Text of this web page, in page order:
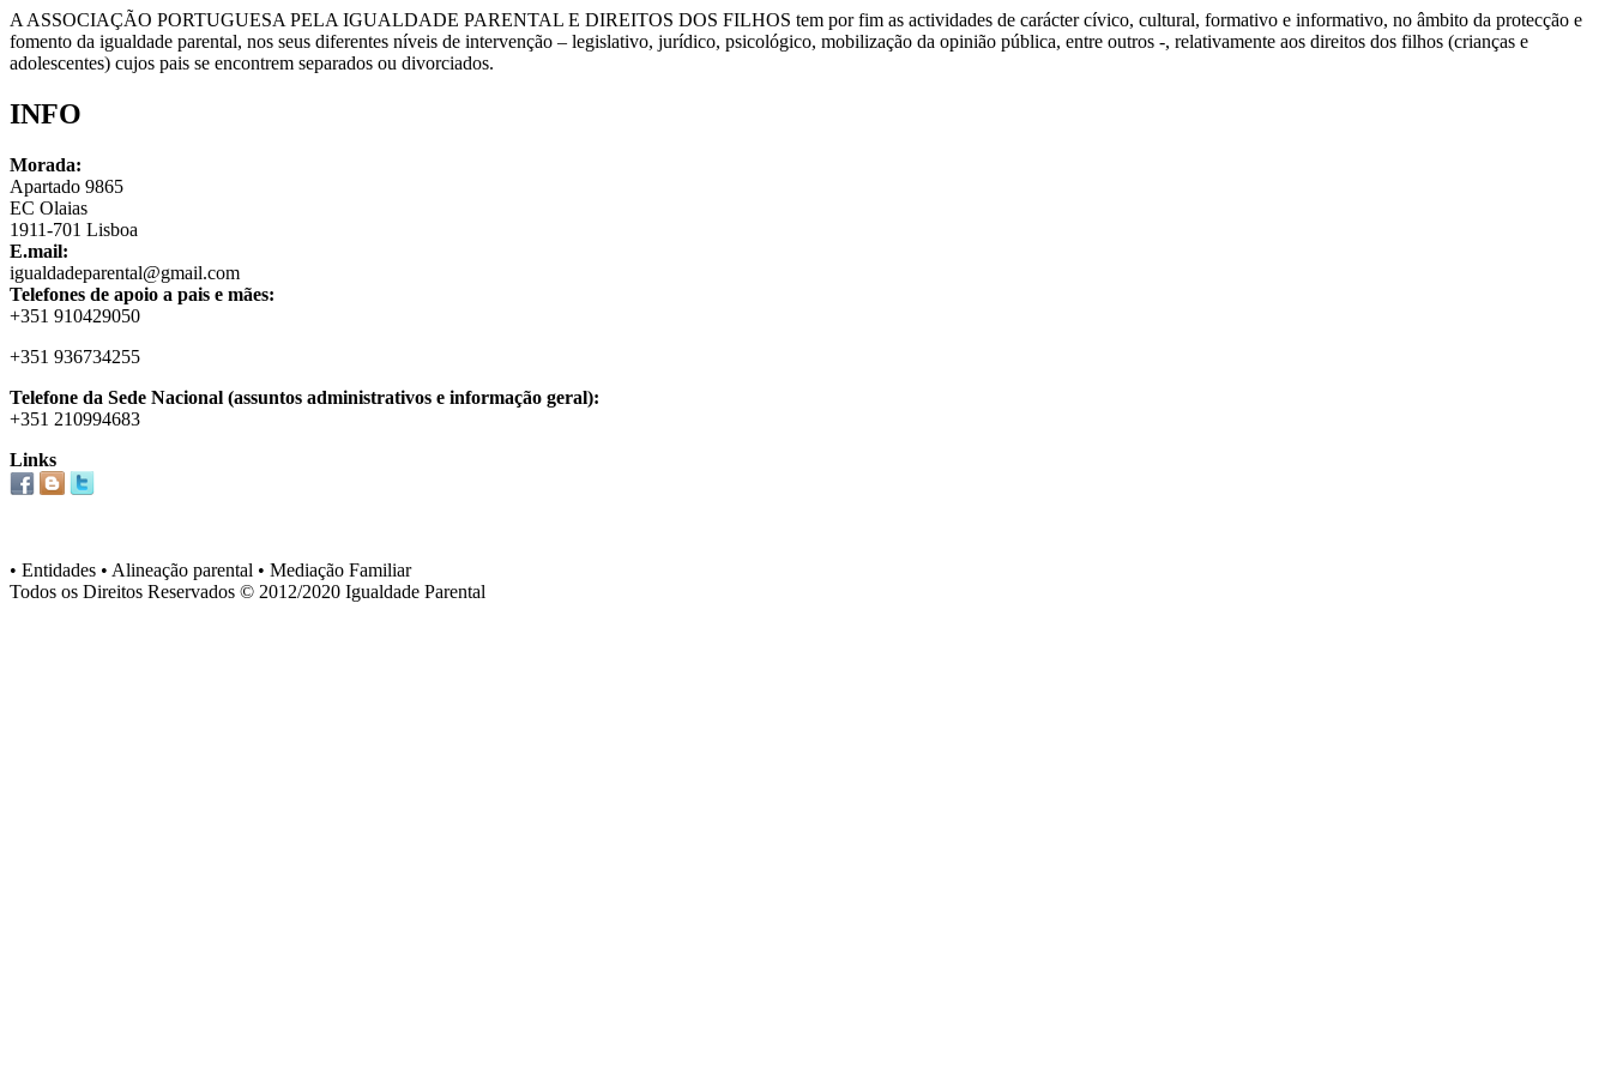
A ASSOCIAÇÃO PORTUGUESA PELA IGUALDADE PARENTAL E DIREITOS DOS FILHOS tem por fim as actividades de carácter cívico, cultural, formativo e informativo, no âmbito da protecção e
fomento da igualdade parental, nos seus diferentes níveis de intervenção – legislativo, jurídico, psicológico, mobilização da opinião pública, entre outros -, relativamente aos direitos dos filhos (crianças e
adolescentes) cujos pais se encontrem separados ou divorciados.
INFO
Morada:
Apartado 9865
EC Olaias
1911-701 Lisboa
E.mail:
igualdadeparental@gmail.com
Telefones de apoio a pais e mães:
+351 910429050
+351 936734255
Telefone da Sede Nacional (assuntos administrativos e informação geral):
+351 210994683
Links
• Entidades • Alineação parental • Mediação Familiar
Todos os Direitos Reservados © 2012/2020 Igualdade Parental